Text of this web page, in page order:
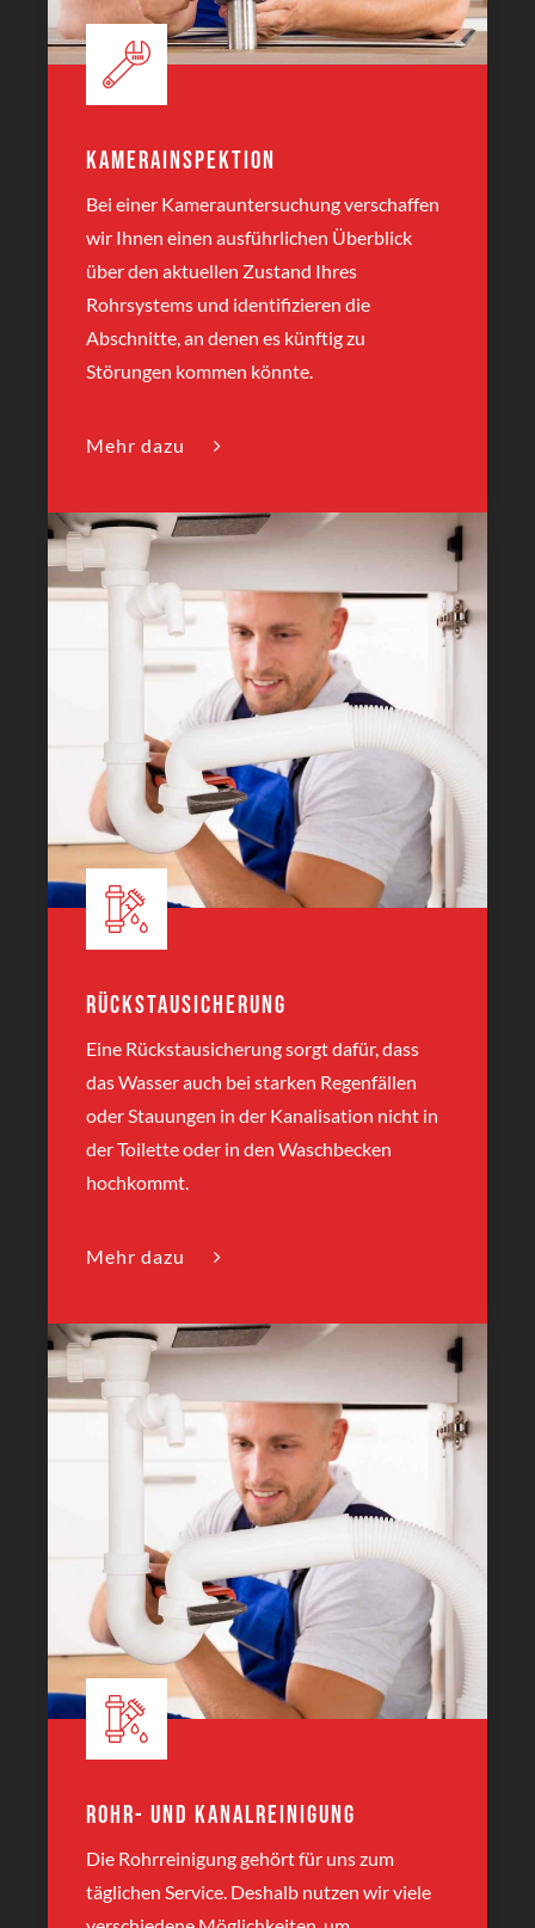
Kamerainspektion
Bei einer Kamerauntersuchung verschaffen
wir Ihnen einen ausführlichen Überblick
über den aktuellen Zustand Ihres
Rohrsystems und identifizieren die
Abschnitte, an denen es künftig zu
Störungen kommen könnte.
Mehr dazu
Rückstausicherung
Eine Rückstausicherung sorgt dafür, dass
das Wasser auch bei starken Regenfällen
oder Stauungen in der Kanalisation nicht in
der Toilette oder in den Waschbecken
hochkommt.
Mehr dazu
Rohr- und Kanalreinigung
Die Rohrreinigung gehört für uns zum
täglichen Service. Deshalb nutzen wir viele